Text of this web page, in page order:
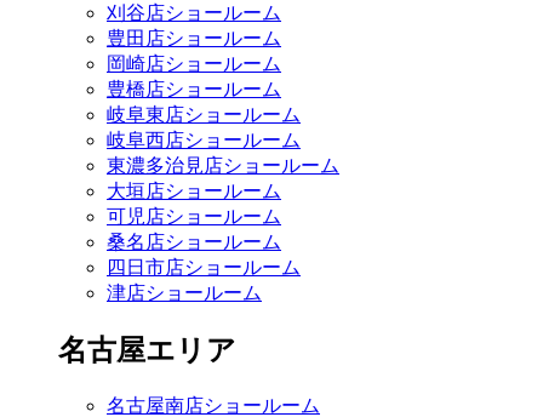
刈谷店ショールーム
豊田店ショールーム
岡崎店ショールーム
豊橋店ショールーム
岐阜東店ショールーム
岐阜西店ショールーム
東濃多治見店ショールーム
大垣店ショールーム
可児店ショールーム
桑名店ショールーム
四日市店ショールーム
津店ショールーム
名古屋エリア
名古屋南店ショールーム